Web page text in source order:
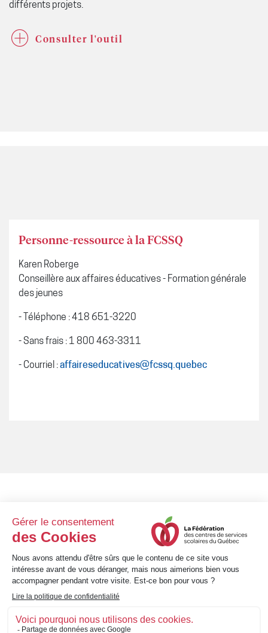
différents projets.
Consulter l'outil
Personne-ressource à la FCSSQ
Karen Roberge
Conseillère aux affaires éducatives - Formation générale
des jeunes
- Téléphone : 418 651-3220
- Sans frais : 1 800 463-3311
- Courriel :affaireseducatives@fcssq.quebec
Lundi au vendredi
1001, avenue Bégon • Québec (Québec) • G1X 3M4
Téléphone : 418 651-3220 • Sans frais : 1 800 463-3311
info@fcssq.quebec